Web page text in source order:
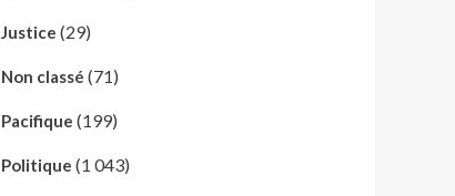
Justice (29)
Non classé (71)
Pacifique (199)
Politique (1 043)